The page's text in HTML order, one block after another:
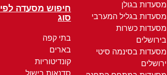
מסעדות בגולן
מסעדות בגליל המערבי
מסעדות כשרות
בירושלים
מסעדות בסינמה סיטי
ירושלים
חיפוש מסעדה לפי
סוג
בתי קפה
בארים
קונדיטוריות
סדנאות בישול